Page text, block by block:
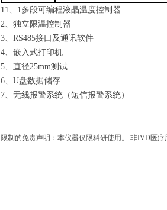
11、1多段可编程液晶温度控制器
2、独立限温控制器
3、RS485接口及通讯软件
4、嵌入式打印机
5、直径25mm测试
6、U盘数据储存
7、无线报警系统（短信报警系统）
限制的免责声明：本仪器仅限科研使用。 非IVD医